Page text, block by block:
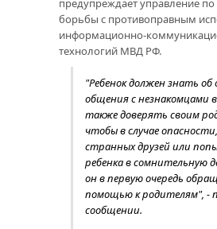
предупреждает управление
борьбы с противоправным
информационно-
технологий МВД РФ.
"Ребенок должен знать об
общения с незнакомцами
также доверять своим
чтобы в случае
странных друзей или
ребенка в сомнительную
он в первую очередь
помощью к родителям", -
сообщении.